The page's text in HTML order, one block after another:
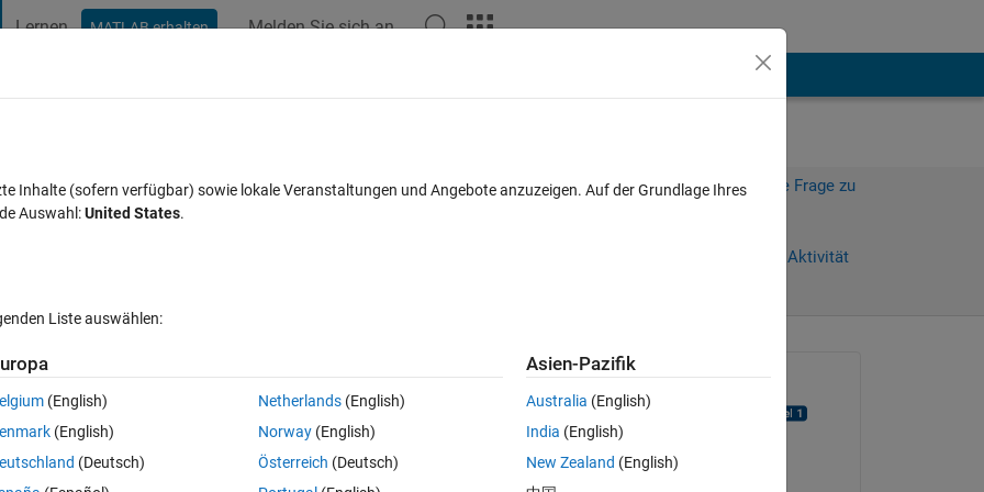
Lernen MATLAB erhalten Melden Sie sich an
Melden Sie sich an, um diese Frage zu
Anmelden, um Aktivität
Ältere Kommentare anzeigen
In MATLAB Online öffnen 0 Stimmen
find the index by doing so but it gives me an error. However it works
Aftab Ahmed Khan
am 3 Nov. 2015
Inhalte (sofern verfügbar) sowie lokale Veranstaltungen und Angebote anzuzeigen. Auf der Grundlage Ihres
Auswahl:United States.
Liste auswählen:
(English)
(English)
(Deutsch)
Netherlands(English)
Norway(English)
Österreich (Deutsch)
Asien-Pazifik
Australia (English)
India (English)
New Zealand (English)